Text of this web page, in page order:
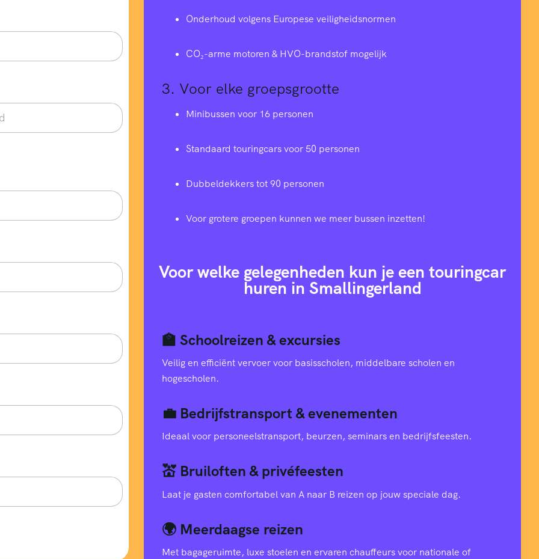
Onderhoud volgens Europese veiligheidsnormen
CO₂-arme motoren & HVO-brandstof mogelijk
3. Voor elke groepsgrootte
Minibussen voor 16 personen
Standaard touringcars voor 50 personen
Dubbeldekkers tot 90 personen
Voor grotere groepen kunnen we meer bussen inzetten!
Voor welke gelegenheden kun je een touringcar
huren in Smallingerland
🏫 Schoolreizen & excursies
Veilig en efficiënt vervoer voor basisscholen, middelbare scholen en
hogescholen.
💼 Bedrijfstransport & evenementen
Ideaal voor personeelstransport, beurzen, seminars en bedrijfsfeesten.
💒 Bruiloften & privéfeesten
Laat je gasten comfortabel van A naar B reizen op jouw speciale dag.
🌍 Meerdaagse reizen
Met bagageruimte, luxe stoelen en ervaren chauffeurs voor nationale of